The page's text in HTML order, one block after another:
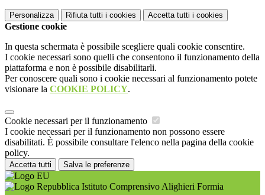
Personalizza Rifiuta tutti i cookies Accetta tutti i cookies
Gestione cookie
In questa schermata è possibile scegliere quali cookie consentire.
I cookie necessari sono quelli che consentono il funzionamento della
piattaforma e non è possibile disabilitarli.
Per conoscere quali sono i cookie necessari al funzionamento potete
visionare la COOKIE POLICY.
Cookie necessari per il funzionamento
I cookie necessari per il funzionamento non possono essere
disabilitati. È possibile consultare l'elenco nella pagina della cookie
policy.
Accetta tutti Salva le preferenze
Istituto Comprensivo Alighieri Formia